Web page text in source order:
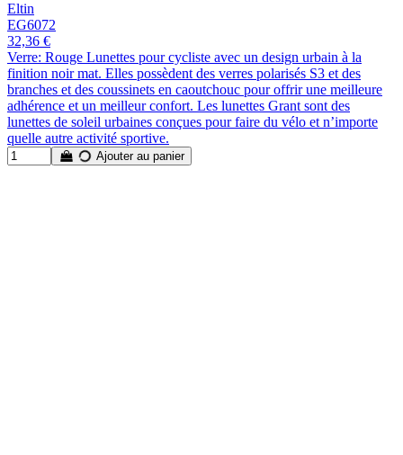
Eltin
EG6072
32,36 €
Verre: Rouge Lunettes pour cycliste avec un design urbain à la
finition noir mat. Elles possèdent des verres polarisés S3 et des
branches et des coussinets en caoutchouc pour offrir une meilleure
adhérence et un meilleur confort. Les lunettes Grant sont des
lunettes de soleil urbaines conçues pour faire du vélo et n’importe
quelle autre activité sportive.
Ajouter au panier